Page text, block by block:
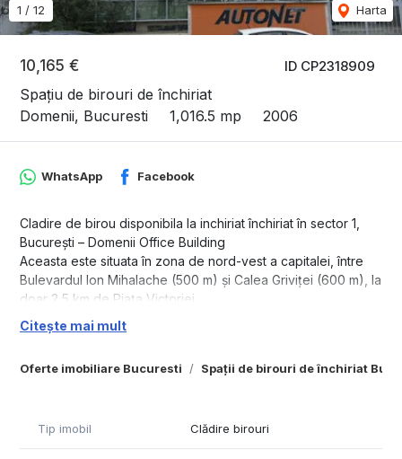
ID CP2318909
10,165 €
Spațiu de birouri de închiriat
Domenii, Bucuresti
1,016.5 mp 2006
1 / 12 Harta
Oferte imobiliare Bucuresti Spații de birouri de închiriat
WhatsApp Facebook
Cladire de birou disponibila la inchiriat închiriat în sector 1,
București – Domenii Office Building
Aceasta este situata în zona de nord-vest a capitalei, între
Bulevardul Ion Mihalache (500 m) și Calea Griviței (600 m), la
doar 2,5 km de Piața Victoriei.
Clădirea face parte dintr-un complex de birouri și spații
multifuncționale, vizavi de Parcul Copilului. Accesul auto este
Griviței.
autobuz și tramvai în apropiere.
Formate din demisol, parter si 3 etaje, cu suprafete de cca
Citește mai mult
Tip imobil Clădire birouri